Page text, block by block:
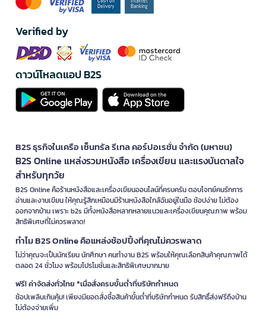
Verified by
ดาวน์โหลดแอป B2S
B2S ธุรกิจในเครือ เซ็นทรัล รีเทล คอร์ปอเรชั่น จำกัด (มหาชน)
B2S Online แหล่งรวมหนังสือ เครื่องเขียน และแรงบันดาลใจ
สำหรับทุกวัย
B2S Online คือร้านหนังสือและเครื่องเขียนออนไลน์ที่ครบครัน ตอบโจทย์คนรักการ
อ่านและงานเขียน ให้คุณรู้สึกเหมือนมีร้านหนังสือใกล้ฉันอยู่ในมือ ช้อปง่าย ไม่ต้อง
ออกจากบ้าน เพราะ b2s มีทั้งหนังสือหลากหลายแนวและเครื่องเขียนคุณภาพ พร้อม
สิทธิพิเศษที่ไม่ควรพลาด!
ทำไม B2S Online คือแหล่งช้อปปิ้งที่คุณไม่ควรพลาด
ไม่ว่าคุณจะเป็นนักเรียน นักศึกษา คนทำงาน B2S พร้อมให้คุณเลือกสินค้าคุณภาพได้
ตลอด 24 ชั่วโมง พร้อมโปรโมชั่นและสิทธิพิเศษมากมาย
ฟรี! ค่าจัดส่งทั่วไทย *เมื่อสั่งครบขั้นต่ำที่บริษัทกำหนด
ช้อปเพลินเกินคุ้ม! เพียงมียอดสั่งซื้อสินค้าขั้นต่ำที่บริษัทกำหนด รับสิทธิ์ส่งฟรีถึงบ้าน
ไม่ต้องจ่ายเพิ่ม